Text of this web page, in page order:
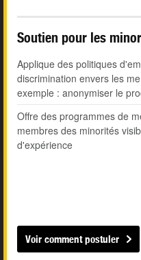
Soutien pour les
Applique des politiques
discrimination envers les
exemple : anonymiser le
Offre des programmes de
membres des minorités
d'expérience
Voir comment postuler